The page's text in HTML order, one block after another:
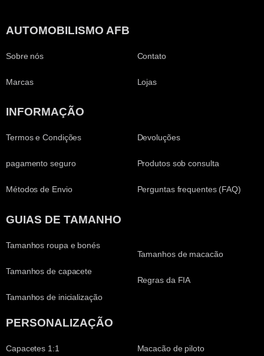
AUTOMOBILISMO AFB
Sobre nós
Marcas
Contato
Lojas
INFORMAÇÃO
Termos e Condições
pagamento seguro
Métodos de Envio
Devoluções
Produtos sob consulta
Perguntas frequentes (FAQ)
GUIAS DE TAMANHO
Tamanhos roupa e bonés
Tamanhos de capacete
Tamanhos de inicialização
Tamanhos de macacão
Regras da FIA
PERSONALIZAÇÃO
Capacetes 1:1 Macacão de piloto